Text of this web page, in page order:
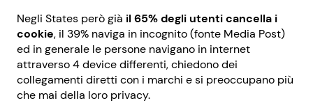
Negli States però già il 65% degli utenti cancella i
cookie, il 39% naviga in incognito (fonte Media Post)
ed in generale le persone navigano in internet
attraverso 4 device differenti, chiedono dei
collegamenti diretti con i marchi e si preoccupano più
che mai della loro privacy.